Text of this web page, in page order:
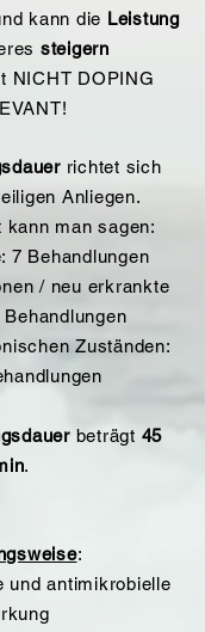
kann die Leistung
steigern
NICHT DOPING
richtet sich
Anliegen.
kann man sagen:
7 Behandlungen
/ neu erkrankte
Zuständen:
beträgt 45
.
:
und antimikrobielle